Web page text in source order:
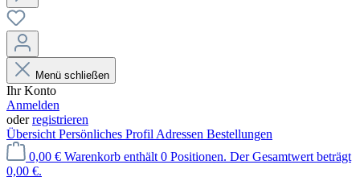
Menü schließen
Ihr Konto
Anmelden
oderregistrieren
Übersicht Persönliches Profil Adressen Bestellungen
0,00 € Warenkorb enthält 0 Positionen. Der Gesamtwert beträgt
0,00 €.